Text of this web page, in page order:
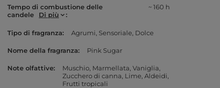
Tempo di combustione delle
candele
Di più
~ 160 h
Tipo di fragranza Agrumi Sensoriale Dolce
Nome della fragranza Pink Sugar
Note olfattive Muschio Marmellata Vaniglia
Zucchero di canna Lime Aldeidi
Frutti tropicali